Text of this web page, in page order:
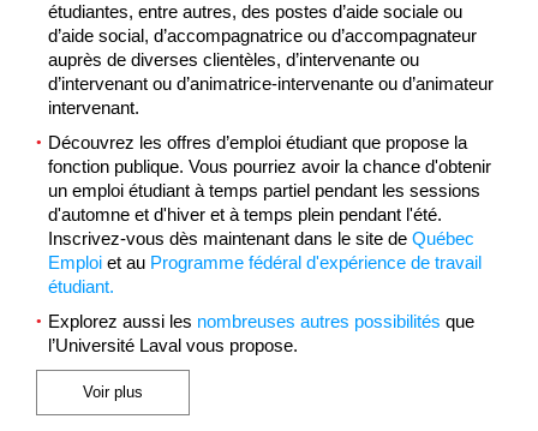
étudiantes, entre autres, des postes d’aide sociale ou
d’aide social, d’accompagnatrice ou d’accompagnateur
auprès de diverses clientèles, d’intervenante ou
d’intervenant ou d’animatrice-intervenante ou d’animateur
intervenant.
Découvrez les offres d’emploi étudiant que propose la
fonction publique. Vous pourriez avoir la chance d'obtenir
un emploi étudiant à temps partiel pendant les sessions
d'automne et d'hiver et à temps plein pendant l'été.
Inscrivez-vous dès maintenant dans le site de Québec
Emploi et au Programme fédéral d'expérience de travail
étudiant.
Explorez aussi les nombreuses autres possibilités que
l’Université Laval vous propose.
Voir plus